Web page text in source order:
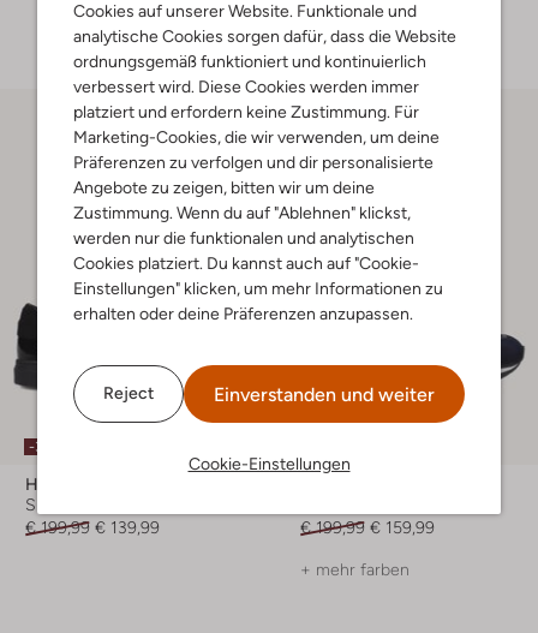
Cookies auf unserer Website. Funktionale und
analytische Cookies sorgen dafür, dass die Website
ordnungsgemäß funktioniert und kontinuierlich
verbessert wird. Diese Cookies werden immer
platziert und erfordern keine Zustimmung. Für
Marketing-Cookies, die wir verwenden, um deine
Präferenzen zu verfolgen und dir personalisierte
Angebote zu zeigen, bitten wir um deine
Zustimmung. Wenn du auf "Ablehnen" klickst,
werden nur die funktionalen und analytischen
Cookies platziert. Du kannst auch auf "Cookie-
Einstellungen" klicken, um mehr Informationen zu
erhalten oder deine Präferenzen anzupassen.
Reject Einverstanden und weiter
Cookie-Einstellungen
+ mehr farben
-30%
Hassia
Sneaker Low
€ 199,99 € 139,99
Letzter Artikel
€ 199,99 € 159,99
+ mehr farben